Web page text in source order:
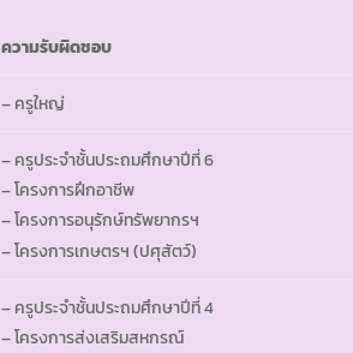
ความรับผิดชอบ
– ครูใหญ่
– ครูประจำชั้นประถมศึกษาปีที่ 6
– โครงการฝึกอาชีพ
– โครงการอนุรักษ์ทรัพยากรฯ
– โครงการเกษตรฯ (ปศุสัตว์)
– ครูประจำชั้นประถมศึกษาปีที่ 4
– โครงการส่งเสริมสหกรณ์